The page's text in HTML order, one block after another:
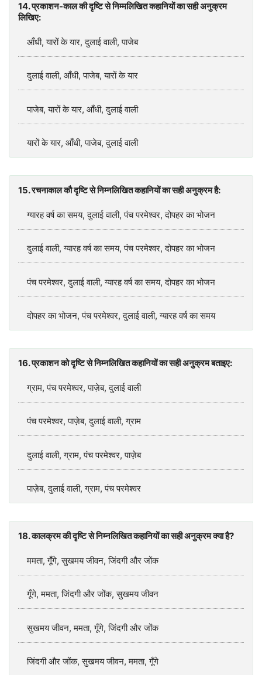
14. प्रकाशन-काल की दृष्टि से निम्मलिखित कहानियों का सही अनुक्रम
लिखिए:
आँधी, यारों के यार, दुलाई वाली, पाजेब
दुलाई वाली, आँधी, पाजेब, यारों के यार
पाजेब, यारों के यार, आँधी, दुलाई वाली
यारों के यार, आँधी, पाजेब, दुलाई वाली
15. रचनाकाल कौ दृष्टि से निम्नलिखित कहानियों का सही अनुक्रम है:
ग्यारह वर्ष का समय, दुलाई वाली, पंच परमेश्वर, दोपहर का भोजन
दुलाई वाली, ग्यारह वर्ष का समय, पंच परमेश्वर, दोपहर का भोजन
पंच परमेश्वर, दुलाई वाली, ग्यारह वर्ष का समय, दोपहर का भोजन
दोपहर का भोजन, पंच परमेश्वर, दुलाई वाली, ग्यारह वर्ष का समय
16. प्रकाशन को दृष्टि से निम्नलिखित कहानियों का सही अनुक्रम बताइए:
ग्राम, पंच परमेश्वर, पाज़ेब, दुलाई वाली
पंच परमेश्वर, पाज़ेब, दुलाई वाली, ग्राम
दुलाई वाली, ग्राम, पंच परमेश्वर, पाज़ेब
पाज़ेब, दुलाई वाली, ग्राम, पंच परमेश्वर
18. कालक्रम की दृष्टि से निम्नलिखित कहानियों का सही अनुक्रम क्‍या है?
ममता, गूँगे, सुखमय जीवन, जिंदगी और जोंक
गूँगे, ममता, जिंदगी और जोंक, सुखमय जीवन
सुखमय जीवन, ममता, गूँगे, जिंदगी और जोंक
जिंदगी और जोंक, सुखमय जीवन, ममता, गूँगे